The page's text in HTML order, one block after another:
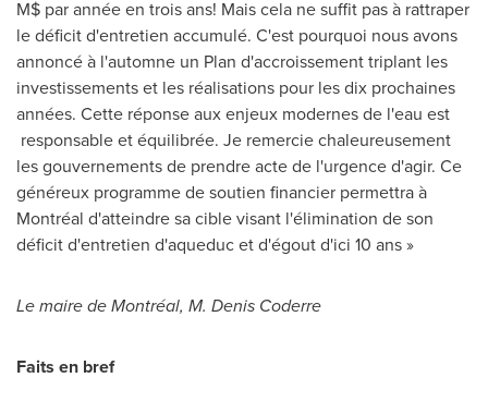
M$ par année en trois ans! Mais cela ne suffit pas à rattraper
le déficit d'entretien accumulé. C'est pourquoi nous avons
annoncé à l'automne un Plan d'accroissement triplant les
investissements et les réalisations pour les dix prochaines
années. Cette réponse aux enjeux modernes de l'eau est
responsable et équilibrée. Je remercie chaleureusement
les gouvernements de prendre acte de l'urgence d'agir. Ce
généreux programme de soutien financier permettra à
Montréal d'atteindre sa cible visant l'élimination de son
déficit d'entretien d'aqueduc et d'égout d'ici 10 ans »
Le maire de Montréal, M. Denis Coderre
Faits en bref